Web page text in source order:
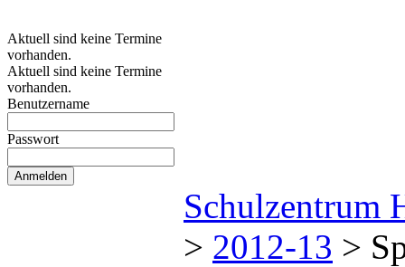
Aktuell sind keine Termine
vorhanden.
Aktuell sind keine Termine
vorhanden.
Benutzername
Passwort
Schulzentrum
> 2012-13 >